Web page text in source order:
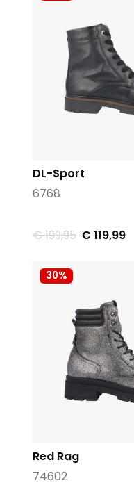
DL-Sport
6768
€ 199,95 € 119,99
30%
Red Rag
74602